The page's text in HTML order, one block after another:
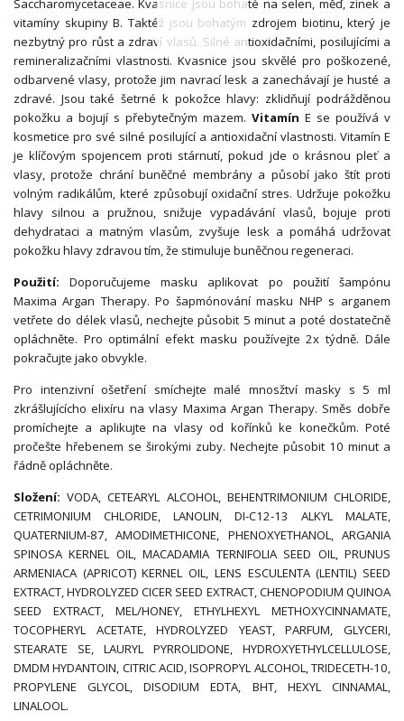
vitamíny skupiny B. Taktéž jsou bohatým zdrojem biotinu, který je
nezbytný pro růst a zdraví vlasů. Silné antioxidačními, posilujícími a
remineralizačními vlastnosti. Kvasnice jsou skvělé pro poškozené,
odbarvené vlasy, protože jim navrací lesk a zanechávají je husté a
zdravé. Jsou také šetrné k pokožce hlavy: zklidňují podrážděnou
pokožku a bojují s přebytečným mazem. Vitamín E se používá v
kosmetice pro své silné posilující a antioxidační vlastnosti. Vitamín E
je klíčovým spojencem proti stárnutí, pokud jde o krásnou pleť a
vlasy, protože chrání buněčné membrány a působí jako štít proti
volným radikálům, které způsobují oxidační stres. Udržuje pokožku
hlavy silnou a pružnou, snižuje vypadávání vlasů, bojuje proti
dehydrataci a matným vlasům, zvyšuje lesk a pomáhá udržovat
pokožku hlavy zdravou tím, že stimuluje buněčnou regeneraci.
Použití: Doporučujeme masku aplikovat po použití šampónu
Maxima Argan Therapy. Po šapmónování masku NHP s arganem
vetřete do délek vlasů, nechejte působit 5 minut a poté dostatečně
opláchněte. Pro optimální efekt masku používejte 2x týdně. Dále
pokračujte jako obvykle.
Pro intenzivní ošetření smíchejte malé mnosžtví masky s 5 ml
zkrášlujícícho elixíru na vlasy Maxima Argan Therapy. Směs dobře
promíchejte a aplikujte na vlasy od kořínků ke konečkům. Poté
pročešte hřebenem se širokými zuby. Nechejte působit 10 minut a
řádně opláchněte.
Složení: VODA, CETEARYL ALCOHOL, BEHENTRIMONIUM CHLORIDE,
CETRIMONIUM CHLORIDE, LANOLIN, DI-C12-13 ALKYL MALATE,
QUATERNIUM-87, AMODIMETHICONE, PHENOXYETHANOL, ARGANIA
SPINOSA KERNEL OIL, MACADAMIA TERNIFOLIA SEED OIL, PRUNUS
ARMENIACA (APRICOT) KERNEL OIL, LENS ESCULENTA (LENTIL) SEED
EXTRACT, HYDROLYZED CICER SEED EXTRACT, CHENOPODIUM QUINOA
SEED EXTRACT, MEL/HONEY, ETHYLHEXYL METHOXYCINNAMATE,
TOCOPHERYL ACETATE, HYDROLYZED YEAST, PARFUM, GLYCERI,
STEARATE SE, LAURYL PYRROLIDONE, HYDROXYETHYLCELLULOSE,
DMDM HYDANTOIN, CITRIC ACID, ISOPROPYL ALCOHOL, TRIDECETH-10,
PROPYLENE GLYCOL, DISODIUM EDTA, BHT, HEXYL CINNAMAL,
LINALOOL.